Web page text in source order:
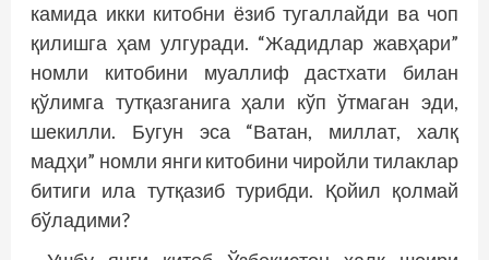
камида икки китобни ёзиб тугаллайди ва чоп
қилишга ҳам улгуради. “Жадидлар жавҳари”
номли китобини муаллиф дастхати билан
қўлимга тутқазганига ҳали кўп ўтмаган эди,
шекилли. Бугун эса “Ватан, миллат, халқ
мадҳи” номли янги китобини чиройли тилаклар
битиги ила тутқазиб турибди. Қойил қолмай
бўладими?